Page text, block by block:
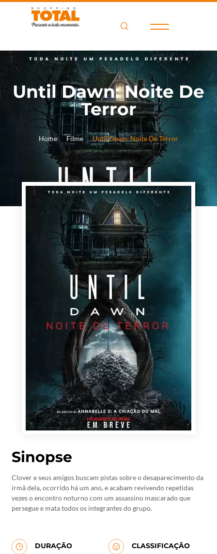
Until Dawn: Noite De
Terror
Home Filme Until Dawn: Noite De Terror
Sinopse
Clover e seus amigos buscam pistas sobre o desaparecimento da
irmã dela, ocorrido há um ano, e acabam revivendo repetidas
vezes o encontro noturno com um assassino mascarado que
persegue e mata todos os integrantes do grupo.
DURAÇÃO CLASSIFICAÇÃO